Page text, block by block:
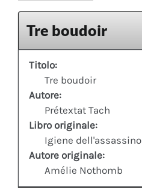
Tre boudoir
Titolo:
Tre boudoir
Autore:
Prétextat Tach
Libro originale:
Igiene dell'assassino
Autore originale:
Amélie Nothomb